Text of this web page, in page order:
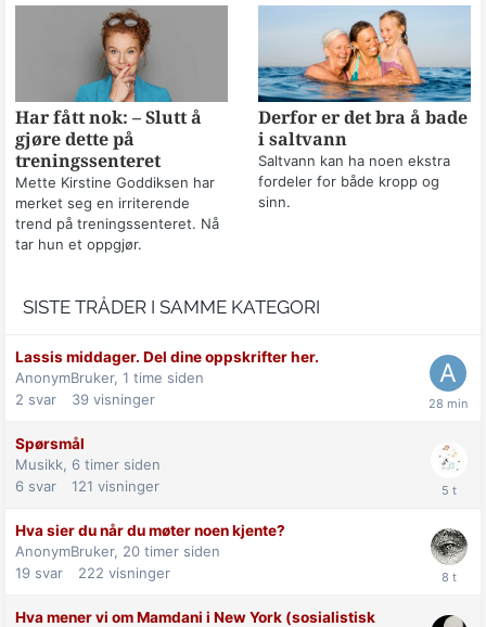
Har fått nok: – Slutt å
gjøre dette på
treningssenteret
Mette Kirstine Goddiksen har
merket seg en irriterende
trend på treningssenteret. Nå
tar hun et oppgjør.
Derfor er det bra å bade
i saltvann
Saltvann kan ha noen ekstra
fordeler for både kropp og
sinn.
SISTE TRÅDER I SAMME KATEGORI
Lassis middager. Del dine oppskrifter her.
AnonymBruker, 1 time siden
2 svar 39 visninger
Spørsmål
Musikk, 6 timer siden
6 svar 121 visninger
Hva sier du når du møter noen kjente?
AnonymBruker, 20 timer siden
19 svar 222 visninger
Hva mener vi om Mamdani i New York (sosialistisk